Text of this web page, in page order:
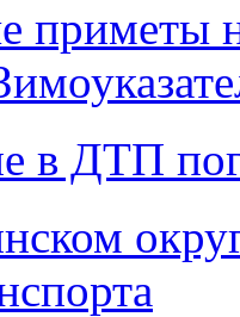
приметы
в ДТП